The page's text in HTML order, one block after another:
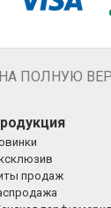
ПОЛНУЮ
продаж